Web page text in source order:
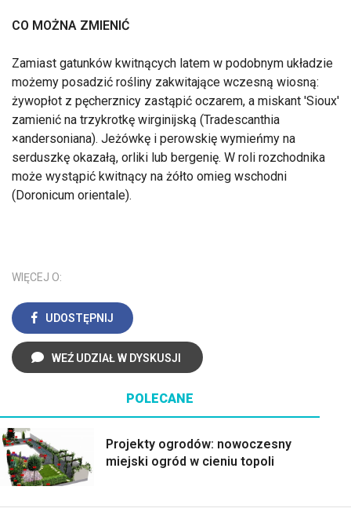
CO MOŻNA ZMIENIĆ
Zamiast gatunków kwitnących latem w podobnym układzie
możemy posadzić rośliny zakwitające wczesną wiosną:
żywopłot z pęcherznicy zastąpić oczarem, a miskant 'Sioux'
zamienić na trzykrotkę wirginijską (Tradescanthia
×andersoniana). Jeżówkę i perowskię wymieńmy na
serduszkę okazałą, orliki lub bergenię. W roli rozchodnika
może wystąpić kwitnący na żółto omieg wschodni
(Doronicum orientale).
WIĘCEJ O:
UDOSTĘPNIJ
WEŹ UDZIAŁ W DYSKUSJI
POLECANE
Projekty ogrodów: nowoczesny
miejski ogród w cieniu topoli